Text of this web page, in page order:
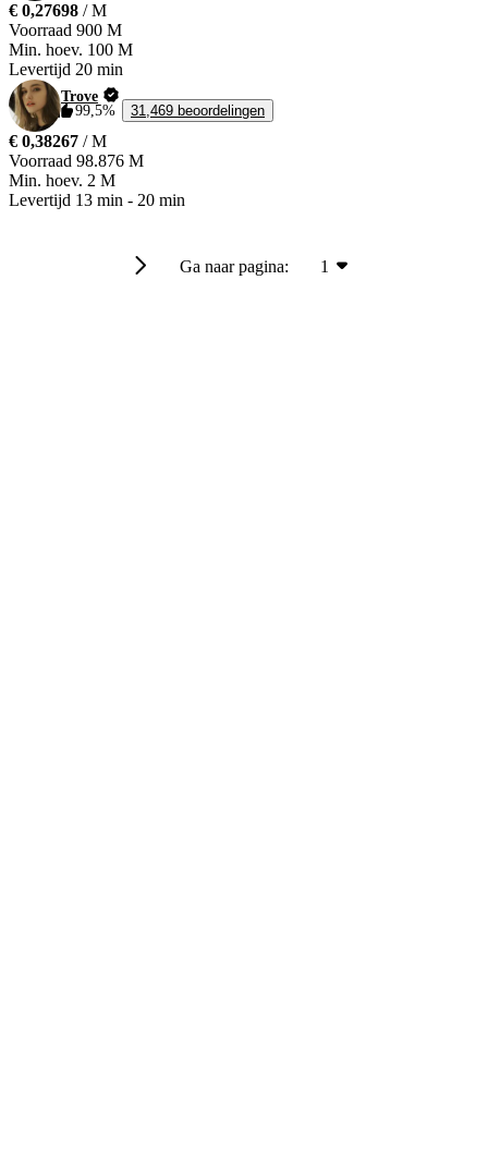
€ 0,27698 / M
Voorraad 900 M
Min. hoev. 100 M
Levertijd 20 min
Trove
99,5%
31,469 beoordelingen
€ 0,38267 / M
Voorraad 98.876 M
Min. hoev. 2 M
Levertijd 13 min - 20 min
Ga naar pagina: 1